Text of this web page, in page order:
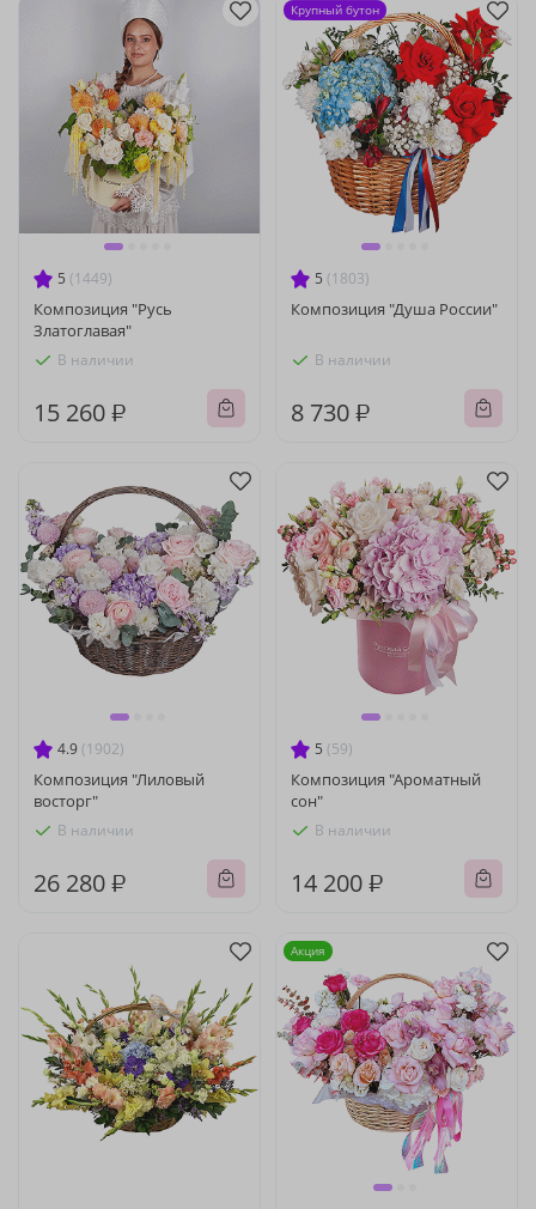
5 (1449)
Композиция "Русь
Златоглавая"
В наличии
15 260 ₽
5 (1803)
Композиция "Душа России"
В наличии
8 730 ₽
Крупный бутон
4.9 (1902)
Композиция "Лиловый
восторг"
В наличии
26 280 ₽
5 (59)
Композиция "Ароматный
сон"
В наличии
14 200 ₽
Акция